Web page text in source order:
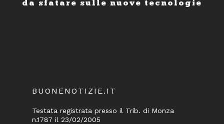
da sfatare sulle nuove tecnologie
BUONENOTIZIE.IT
Testata registrata presso il Trib. di Monza
n.1787 il 23/02/2005